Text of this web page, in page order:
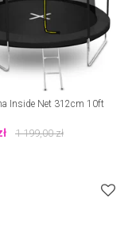
Inside Net 312cm 10ft
1 199,00zł